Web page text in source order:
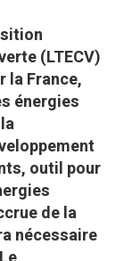
(LTECV)
la France,
énergies
outil pour
de la
nécessaire